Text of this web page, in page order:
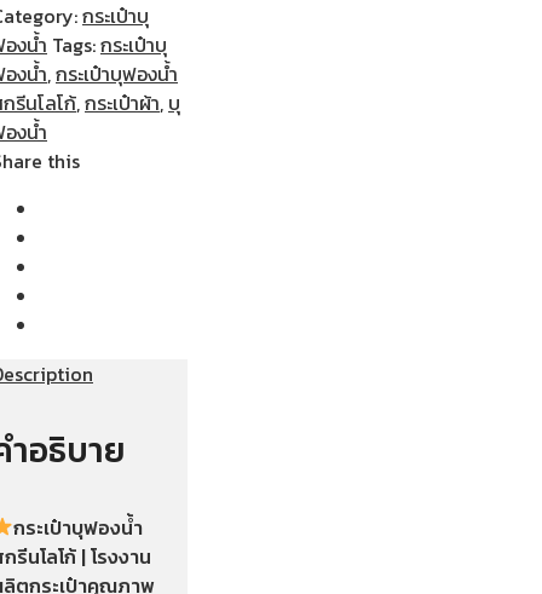
กระเป๋าบุ
งน้ำ Tags:กระเป๋าบุ
งน้ำ,กระเป๋าบุฟองน้ำ
รีนโลโก้,กระเป๋าผ้า, บุ
งน้ำ
this
ำอธิบาย
กระเป๋าบุฟองน้ำ
รีนโลโก้ | โรงงาน
ตกระเป๋าคุณภาพ